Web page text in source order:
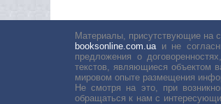
Материалы, присутствующие на
booksonline.com.ua и не
предложения о
текстов, являющиеся объектом
мировом опыте размещения
Не смотря на это, при
обращаться к нам с